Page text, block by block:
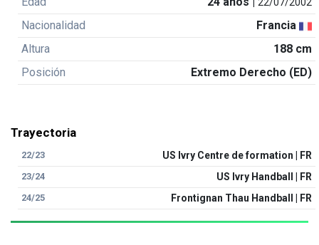
Nacionalidad
Francia
Altura
188 cm
Posición
Extremo Derecho (ED)
Trayectoria
22/23 US Ivry Centre de formation | FR
23/24 US Ivry Handball | FR
24/25 Frontignan Thau Handball | FR